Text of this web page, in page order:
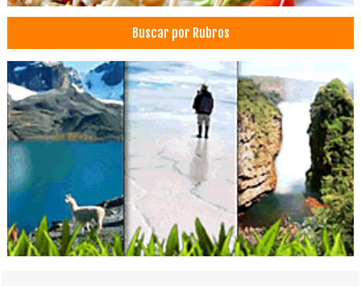
Buscar por Rubros